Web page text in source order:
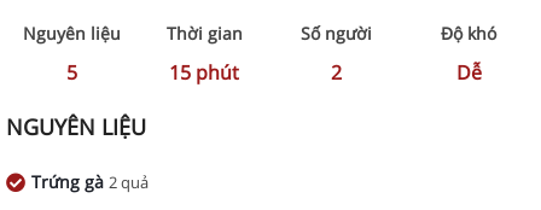
Nguyên liệu
5
Thời gian
15 phút
Số người
2
Độ khó
Dễ
NGUYÊN LIỆU
Trứng gà 2 quả